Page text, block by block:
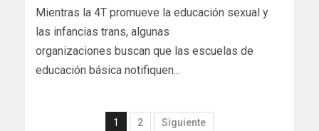
Mientras la 4T promueve la educación sexual y
las infancias trans, algunas
organizaciones buscan que las escuelas de
educación básica notifiquen...
1 2 Siguiente